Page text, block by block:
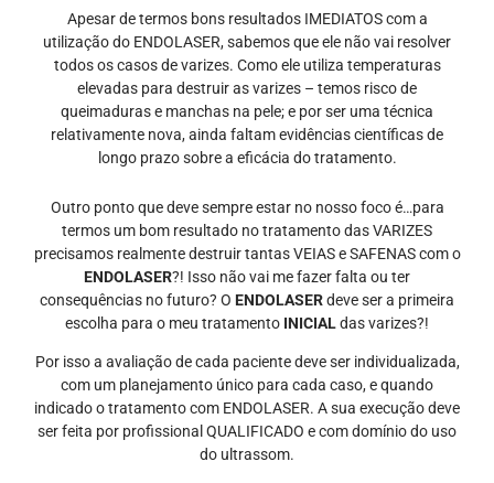
Apesar de termos bons resultados IMEDIATOS com a
utilização do ENDOLASER, sabemos que ele não vai resolver
todos os casos de varizes. Como ele utiliza temperaturas
elevadas para destruir as varizes – temos risco de
queimaduras e manchas na pele; e por ser uma técnica
relativamente nova, ainda faltam evidências científicas de
longo prazo sobre a eficácia do tratamento.
Outro ponto que deve sempre estar no nosso foco é…para
termos um bom resultado no tratamento das VARIZES
precisamos realmente destruir tantas VEIAS e SAFENAS com o
ENDOLASER?! Isso não vai me fazer falta ou ter
consequências no futuro? O ENDOLASERdeve ser a primeira
escolha para o meu tratamento INICIALdas varizes?!
Por isso a avaliação de cada paciente deve ser individualizada,
com um planejamento único para cada caso, e quando
indicado o tratamento com ENDOLASER. Asua execução deve
ser feita por profissional QUALIFICADO e com domínio do uso
do ultrassom.